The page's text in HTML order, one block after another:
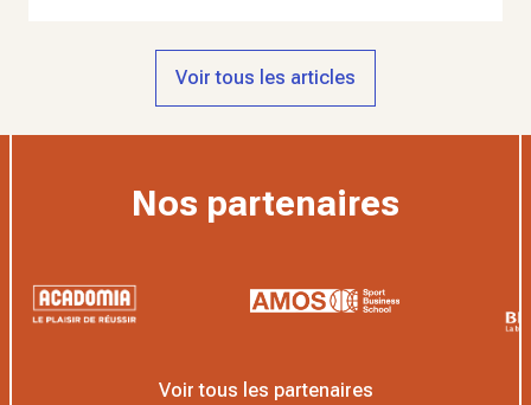
Voir tous les articles
Nos partenaires
Voir tous les partenaires